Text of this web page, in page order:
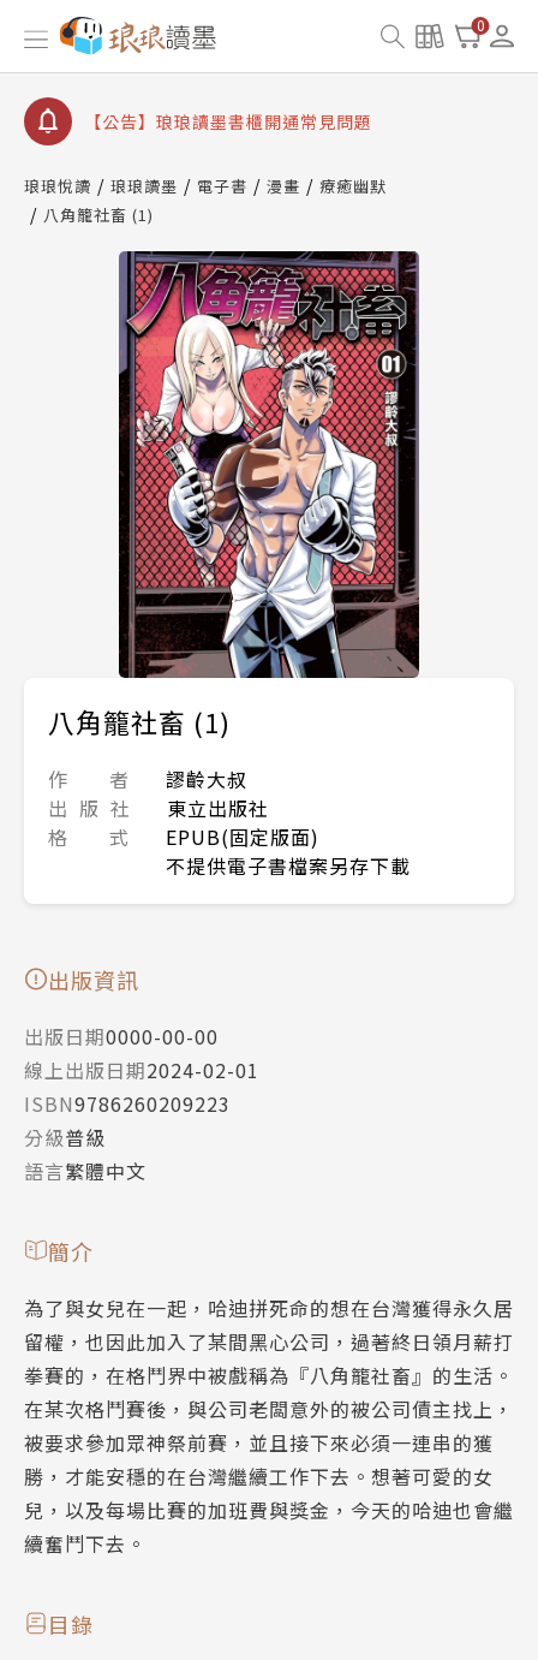
0
【公告】琅琅讀墨數位閱讀資產合併與書櫃開通申請
【公告】琅琅讀墨書櫃開通常見問題
【公告】琅琅讀墨 3 分鐘完成書櫃開通與資產合併申
請圖文教學
查詢
【公告】琅琅讀墨數位閱讀資產合併與書櫃開通申請
琅琅悅讀 琅琅讀墨 電子書 漫畫
療癒幽默
八角籠社畜 (1)
八角籠社畜 (1)
作 者
謬齡大叔
出 版 社
東立出版社
格 式
EPUB(固定版面)
不提供電子書檔案另存下載
出版資訊
出版日期0000-00-00
線上出版日期2024-02-01
ISBN9786260209223
分級普級
語言繁體中文
簡介
為了與女兒在一起，哈迪拼死命的想在台灣獲得永久居
留權，也因此加入了某間黑心公司，過著終日領月薪打
拳賽的，在格鬥界中被戲稱為『八角籠社畜』的生活。
在某次格鬥賽後，與公司老闆意外的被公司債主找上，
被要求參加眾神祭前賽，並且接下來必須一連串的獲
勝，才能安穩的在台灣繼續工作下去。想著可愛的女
兒，以及每場比賽的加班費與獎金，今天的哈迪也會繼
續奮鬥下去。
目錄